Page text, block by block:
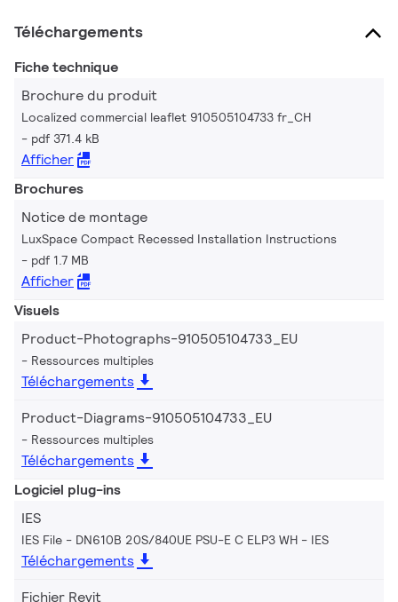
Téléchargements
Fiche technique
Brochure du produit
Localized commercial leaflet 910505104733 fr_CH
pdf 371.4 kB
Afficher
Brochures
Notice de montage
LuxSpace Compact Recessed Installation Instructions
pdf 1.7 MB
Afficher
Visuels
Product-Photographs-910505104733_EU
Ressources multiples
Téléchargements
Product-Diagrams-910505104733_EU
Ressources multiples
Téléchargements
Logiciel plug-ins
IES
IES File - DN610B 20S/840UE PSU-E C ELP3 WH IES
Téléchargements
Fichier Revit